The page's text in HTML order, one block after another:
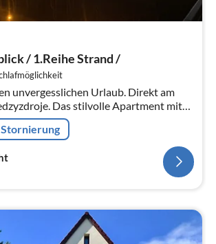
/ 1.Reihe Strand /
unvergesslichen Urlaub. Direkt am
Apartment mit
Meerblick sowie privatem Balkon,
Fü...